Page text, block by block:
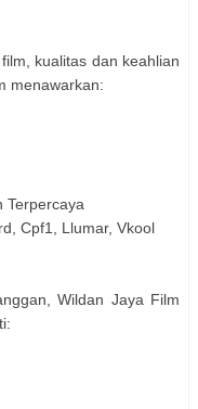
kualitas dan keahlian
menawarkan:
Terpercaya
Cpf1, Llumar, Vkool
Wildan Jaya Film